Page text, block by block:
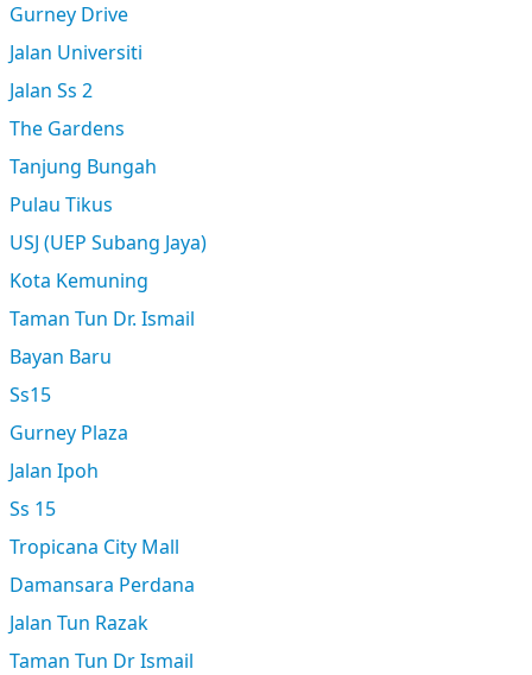
Gurney Drive
Jalan Universiti
Jalan Ss 2
The Gardens
Tanjung Bungah
Pulau Tikus
USJ (UEP Subang Jaya)
Kota Kemuning
Taman Tun Dr. Ismail
Bayan Baru
Ss15
Gurney Plaza
Jalan Ipoh
Ss 15
Tropicana City Mall
Damansara Perdana
Jalan Tun Razak
Taman Tun Dr Ismail